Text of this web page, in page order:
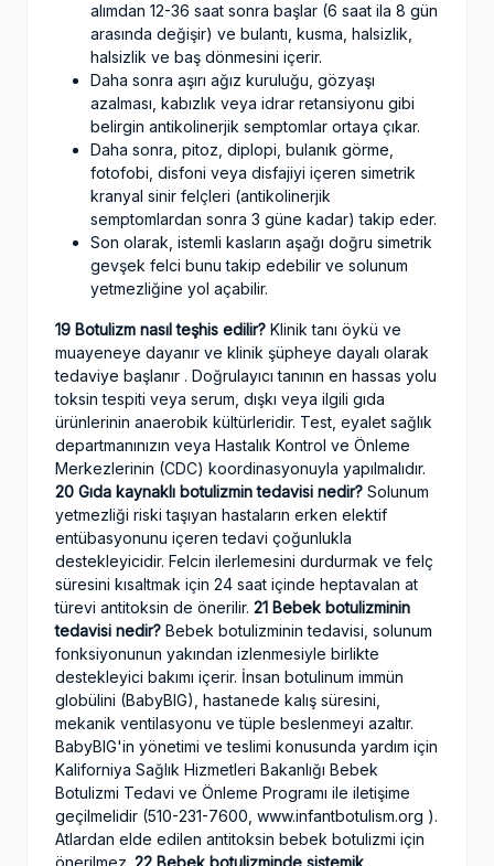
alımdan 12-36 saat sonra başlar (6 saat ila 8 gün
arasında değişir) ve bulantı, kusma, halsizlik,
halsizlik ve baş dönmesini içerir.
Daha sonra aşırı ağız kuruluğu, gözyaşı
azalması, kabızlık veya idrar retansiyonu gibi
belirgin antikolinerjik semptomlar ortaya çıkar.
Daha sonra, pitoz, diplopi, bulanık görme,
fotofobi, disfoni veya disfajiyi içeren simetrik
kranyal sinir felçleri (antikolinerjik
semptomlardan sonra 3 güne kadar) takip eder.
Son olarak, istemli kasların aşağı doğru simetrik
gevşek felci bunu takip edebilir ve solunum
yetmezliğine yol açabilir.
19 Botulizm nasıl teşhis edilir? Klinik tanı öykü ve
muayeneye dayanır ve klinik şüpheye dayalı olarak
tedaviye başlanır . Doğrulayıcı tanının en hassas yolu
toksin tespiti veya serum, dışkı veya ilgili gıda
ürünlerinin anaerobik kültürleridir. Test, eyalet sağlık
departmanınızın veya Hastalık Kontrol ve Önleme
Merkezlerinin (CDC) koordinasyonuyla yapılmalıdır.
20 Gıda kaynaklı botulizmin tedavisi nedir? Solunum
yetmezliği riski taşıyan hastaların erken elektif
entübasyonunu içeren tedavi çoğunlukla
destekleyicidir. Felcin ilerlemesini durdurmak ve felç
süresini kısaltmak için 24 saat içinde heptavalan at
türevi antitoksin de önerilir. 21 Bebek botulizminin
tedavisi nedir? Bebek botulizminin tedavisi, solunum
fonksiyonunun yakından izlenmesiyle birlikte
destekleyici bakımı içerir. İnsan botulinum immün
globülini (BabyBIG), hastanede kalış süresini,
mekanik ventilasyonu ve tüple beslenmeyi azaltır.
BabyBIG'in yönetimi ve teslimi konusunda yardım için
Kaliforniya Sağlık Hizmetleri Bakanlığı Bebek
Botulizmi Tedavi ve Önleme Programı ile iletişime
geçilmelidir (510-231-7600, www.infantbotulism.org ).
Atlardan elde edilen antitoksin bebek botulizmi için